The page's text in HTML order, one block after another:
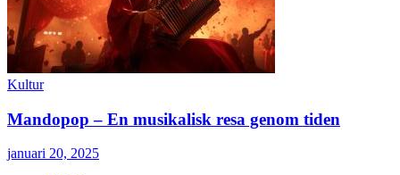
Kultur
Mandopop – En musikalisk resa genom tiden
januari 20, 2025